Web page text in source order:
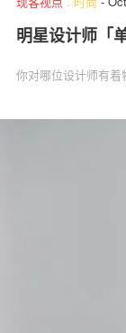
明星设计师「
你对哪位设计师有着